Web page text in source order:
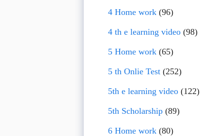
4 Home work(96)
4 th e learning video(98)
5 Home work(65)
5 th Onlie Test(252)
5th e learning video(122)
5th Scholarship(89)
6 Home work(80)